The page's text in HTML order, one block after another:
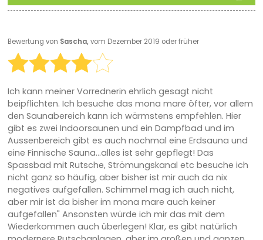
Bewertung von Sascha,vom Dezember 2019 oder früher
Ich kann meiner Vorrednerin ehrlich gesagt nicht
beipflichten. Ich besuche das mona mare öfter, vor allem
den Saunabereich kann ich wärmstens empfehlen. Hier
gibt es zwei Indoorsaunen und ein Dampfbad und im
Aussenbereich gibt es auch nochmal eine Erdsauna und
eine Finnische Sauna...alles ist sehr gepflegt! Das
Spassbad mit Rutsche, Strömungskanal etc besuche ich
nicht ganz so häufig, aber bisher ist mir auch da nix
negatives aufgefallen. Schimmel mag ich auch nicht,
aber mir ist da bisher im mona mare auch keiner
aufgefallen" Ansonsten würde ich mir das mit dem
Wiederkommen auch überlegen! Klar, es gibt natürlich